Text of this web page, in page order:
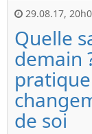
29.08.17,
Quelle
demain
de soi